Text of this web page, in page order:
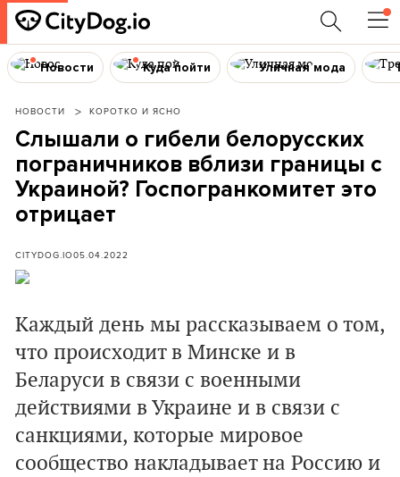
Новости Куда пойти Уличная мода
НОВОСТИ КОРОТКО И ЯСНО
Слышали о гибели белорусских
пограничников вблизи границы с
Украиной? Госпогранкомитет это
отрицает
CITYDOG.IO05.04.2022
Каждый день мы рассказываем о том,
что происходит в Минске и в
Беларуси в связи с военными
действиями в Украине и в связи с
санкциями, которые мировое
сообщество накладывает на Россию и